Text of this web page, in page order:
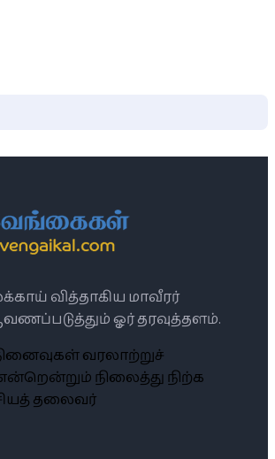
வித்தாகிய மாவீரர்
ஓர் தரவுத்தளம்.
வரலாற்றுச்
நிலைத்து நிற்க
தலைவர்